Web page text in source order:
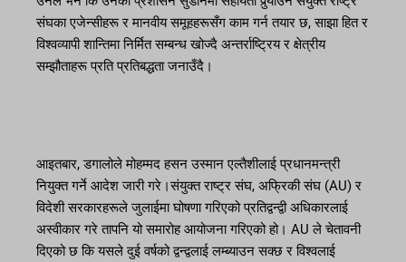
संघका एजेन्सीहरू र मानवीय समूहहरूसँग काम गर्न तयार छ, साझा हित र
विश्वव्यापी शान्तिमा निर्मित सम्बन्ध खोज्दै अन्तर्राष्ट्रिय र क्षेत्रीय
सम्झौताहरू प्रति प्रतिबद्धता जनाउँदै।
आइतबार, डगालोले मोहम्मद हसन उस्मान एल्तैशीलाई प्रधानमन्त्री
नियुक्त गर्ने आदेश जारी गरे।संयुक्त राष्ट्र संघ, अफ्रिकी संघ (AU) र
विदेशी सरकारहरूले जुलाईमा घोषणा गरिएको प्रतिद्वन्द्वी अधिकारलाई
अस्वीकार गरे तापनि यो समारोह आयोजना गरिएको हो। AU ले चेतावनी
दिएको छ कि यसले दुई वर्षको द्वन्द्वलाई लम्ब्याउन सक्छ र विश्वलाई